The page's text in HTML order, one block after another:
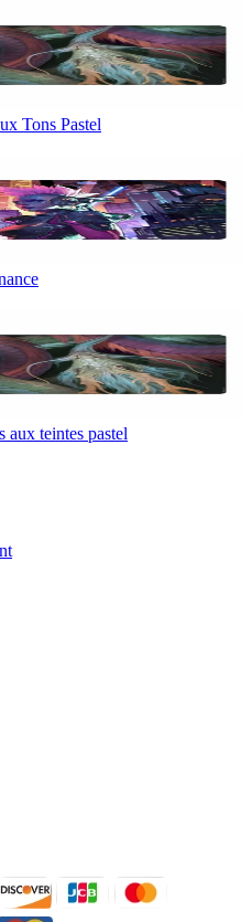
Tons Pastel
aux teintes pastel